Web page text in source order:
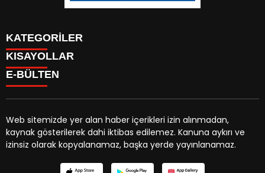
KATEGORİLER
CANLI YAYIN
BURÇLAR
CANLI SONUÇLAR
HAVA DURUMU
CANLI TV
KISAYOLLAR
Menü seçimi yapın. WP-ADMIN → Görünüm → Menüler
sayfasından menü eşleştirmesi yapınız.
E-BÜLTEN
gazetebergama.com.tre-bültenine abone olarak,
tarafınıza haber, duyuru ve kampanya içerikli e-postaların
gönderilmesini kabul etmiş olursunuz.
Web sitemizde yer alan haber içerikleri izin alınmadan,
kaynak gösterilerek dahi iktibas edilemez. Kanuna aykırı ve
izinsiz olarak kopyalanamaz, başka yerde yayınlanamaz.